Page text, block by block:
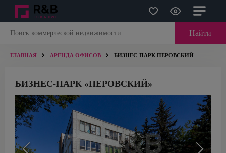
Найти
ГЛАВНАЯ АРЕНДА ОФИСОВ БИЗНЕС-ПАРК ПЕРОВСКИЙ
БИЗНЕС-ПАРК «ПЕРОВСКИЙ»